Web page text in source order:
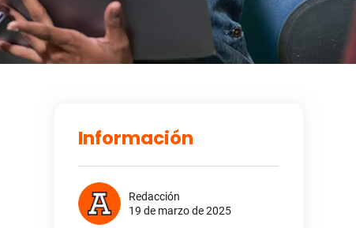
Información
Redacción
19 de marzo de 2025